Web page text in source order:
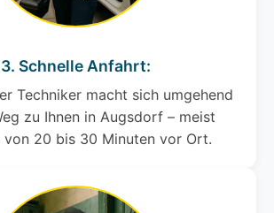
3. Schnelle Anfahrt:
Techniker macht sich umgehend
zu Ihnen in Augsdorf – meist
von 20 bis 30 Minuten vor Ort.